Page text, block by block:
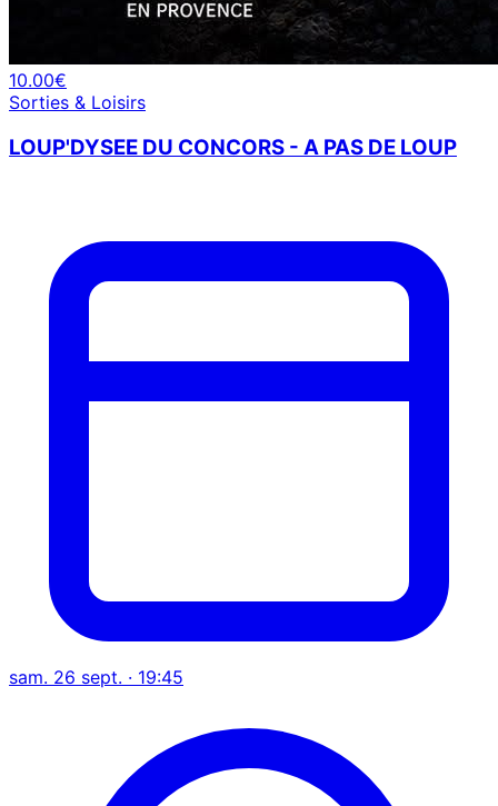
10.00€
Sorties & Loisirs
LOUP'DYSEE DU CONCORS - A PAS DE LOUP
sam. 26 sept. · 19:45